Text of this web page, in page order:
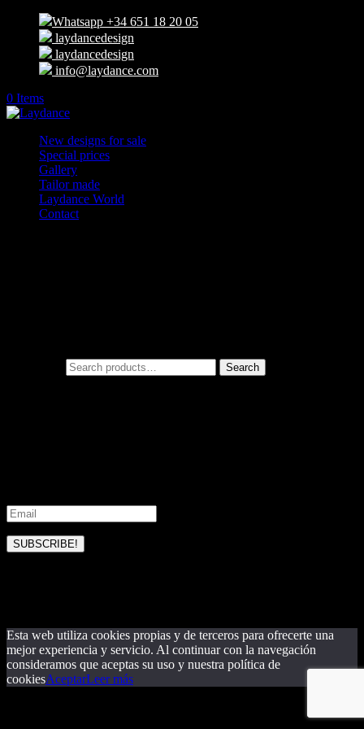
Whatsapp +34 651 18 20 05
laydancedesign
laydancedesign
info@laydance.com
0 Items
New designs for sale
Special prices
Gallery
Tailor made
Laydance World
Contact
Search
SUBSCRIBE!
Esta web utiliza cookies propias y de terceros para ofrecerte una
mejor experiencia y servicio. Al continuar con la navegación
consideramos que aceptas su uso y nuestra política de
cookiesAceptarLeer más